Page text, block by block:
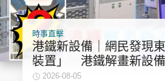
時事直擊
港鐵新設備｜網民發現
裝置」 港鐵解畫新設
2026-08-05